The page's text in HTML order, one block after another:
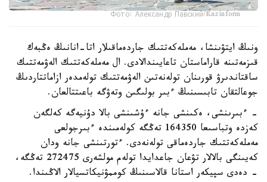
Фото: Александр Павский/Kazinform
ونىڭ ايتۋىنشا، مەملەكەتتىك جاردەماقىلار اتا-انانىڭ ەڭبەك
قىزمەتىنە قاراماستان تاعايىندالادى. ال مەملەكەتتىك الەۋمەتتىك
ساقتاندىرۋ قورىنان تولەنەتىن الەۋمەتتىك تولەمدەر ازاماتتاردىڭ
جوعالتقان تابىسىنىڭ ءبىر بولىگىن وتەۋگە باعىتتالعان.
- ءبىرىنشى، ەكىنشى جانە ءۇشىنشى بالا دۇنيەگە كەلگەن
كەزدە وتباسىعا 164350 تەڭگە كولەمىندە ءبىرجولعى
مەملەكەتتىك جاردەماقى تولەنەدى. ءتورتىنشى جانە ودان
كەيىنگى بالالار تۋعان جاعدايدا تولەم مولشەرى 272475 تەڭگە،
- دەدى سپيكەر استانا قالاسىنىڭ كوممۋنيكاتسيالار الاڭىندا.